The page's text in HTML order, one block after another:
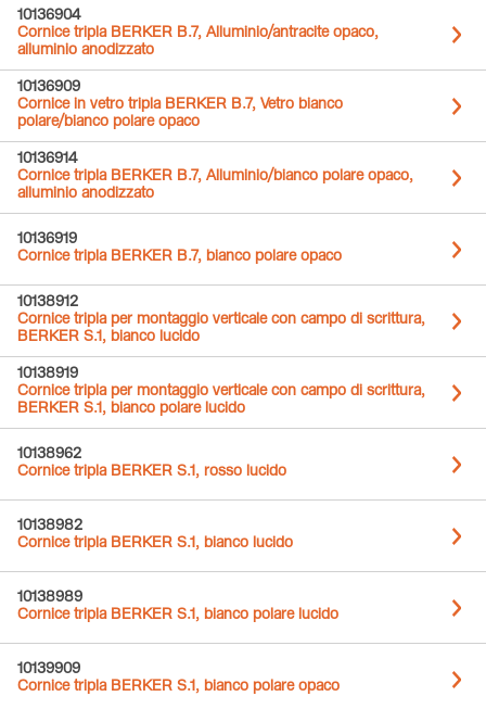
10136904
Cornice tripla BERKER B.7, Alluminio/antracite opaco,
alluminio anodizzato
10136909
Cornice in vetro tripla BERKER B.7, Vetro bianco
polare/bianco polare opaco
10136914
Cornice tripla BERKER B.7, Alluminio/bianco polare opaco,
alluminio anodizzato
10136919
Cornice tripla BERKER B.7, bianco polare opaco
10138912
Cornice tripla per montaggio verticale con campo di scrittura,
BERKER S.1, bianco lucido
10138919
Cornice tripla per montaggio verticale con campo di scrittura,
BERKER S.1, bianco polare lucido
10138962
Cornice tripla BERKER S.1, rosso lucido
10138982
Cornice tripla BERKER S.1, bianco lucido
10138989
Cornice tripla BERKER S.1, bianco polare lucido
10139909
Cornice tripla BERKER S.1, bianco polare opaco